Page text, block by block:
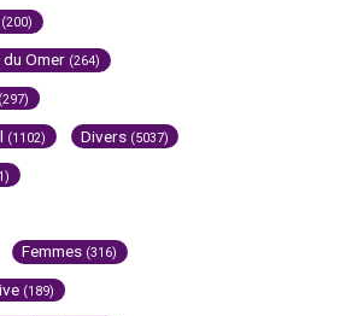
(200)
Omer (264)
(297)
(1102) Divers (5037)
Femmes (316)
(189)